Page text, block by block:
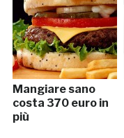
Mangiare sano
costa 370 euro in
più